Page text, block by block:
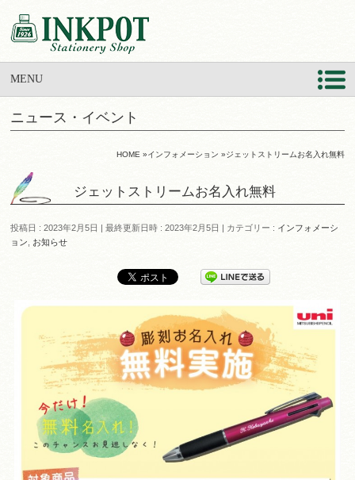
MENU
ニュース・イベント
HOME »インフォメーション »ジェットストリームお名入れ無料
ジェットストリームお名入れ無料
投稿日 : 2023年2月5日 最終更新日時 : 2023年2月5日 カテゴリー : インフォメーシ
ョン
お知らせ